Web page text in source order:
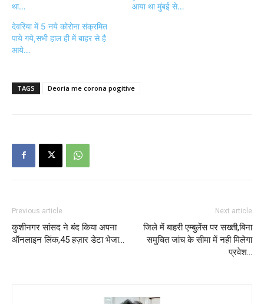
था…
आया था मुंबई से…
देवरिया में 5 नये कोरोना संक्रमित
पाये गये,सभी हाल ही में बाहर से है
आये…
TAGS Deoria me corona pogitive
Previous article
कुशीनगर सांसद ने बंद किया अपना
ऑनलाइन लिंक,45 हज़ार डेटा भेजा…
Next article
जिले में बाहरी एम्बुलेंस पर सख्ती,बिना
समुचित जांच के सीमा में नही मिलेगा
प्रवेश…